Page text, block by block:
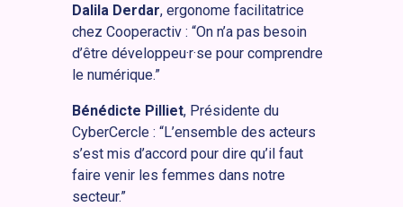
Dalila Derdar, ergonome facilitatrice
chez Cooperactiv : “On n’a pas besoin
d’être développeu·r·se pour comprendre
le numérique.”
Bénédicte Pilliet, Présidente du
CyberCercle : “L’ensemble des acteurs
s’est mis d’accord pour dire qu’il faut
faire venir les femmes dans notre
secteur.”